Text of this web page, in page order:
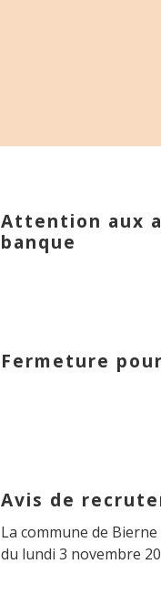
Attention aux
banque
Fermeture
Avis de
La commune de
du lundi 3 novembre